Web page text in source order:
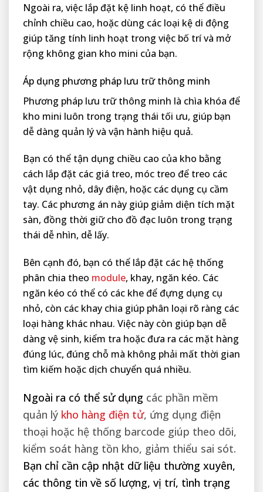
Ngoài ra, việc lắp đặt kệ linh hoạt, có thể điều
chỉnh chiều cao, hoặc dùng các loại kệ di động
giúp tăng tính linh hoạt trong việc bố trí và mở
rộng không gian kho mini của bạn.
Áp dụng phương pháp lưu trữ thông minh
Phương pháp lưu trữ thông minh là chìa khóa để
kho mini luôn trong trạng thái tối ưu, giúp bạn
dễ dàng quản lý và vận hành hiệu quả.
Bạn có thể tận dụng chiều cao của kho bằng
cách lắp đặt các giá treo, móc treo để treo các
vật dụng nhỏ, dây điện, hoặc các dụng cụ cầm
tay. Các phương án này giúp giảm diện tích mặt
sàn, đồng thời giữ cho đồ đạc luôn trong trạng
thái dễ nhìn, dễ lấy.
Bên cạnh đó, bạn có thể lắp đặt các hệ thống
phân chia theo module, khay, ngăn kéo. Các
ngăn kéo có thể có các khe để đựng dụng cụ
nhỏ, còn các khay chia giúp phân loại rõ ràng các
loại hàng khác nhau. Việc này còn giúp bạn dễ
dàng vệ sinh, kiểm tra hoặc đưa ra các mặt hàng
đúng lúc, đúng chỗ mà không phải mất thời gian
tìm kiếm hoặc dịch chuyển quá nhiều.
Ngoài ra có thể sử dụng các phần mềm
quản lý kho hàng điện tử, ứng dụng điện
thoại hoặc hệ thống barcode giúp theo dõi,
kiểm soát hàng tồn kho, giảm thiểu sai sót.
Bạn chỉ cần cập nhật dữ liệu thường xuyên,
các thông tin về số lượng, vị trí, tình trạng